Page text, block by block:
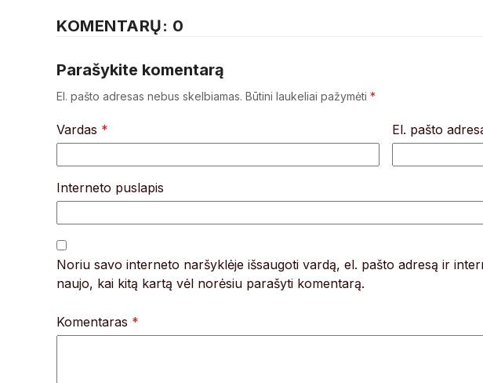
KOMENTARŲ: 0
Parašykite komentarą
El. pašto adresas nebus skelbiamas. Būtini laukeliai pažymėti *
Vardas * El. pašto
Interneto puslapis
Noriu savo interneto naršyklėje išsaugoti vardą, el. pašto adresą ir
naujo, kai kitą kartą vėl norėsiu parašyti komentarą.
Komentaras *